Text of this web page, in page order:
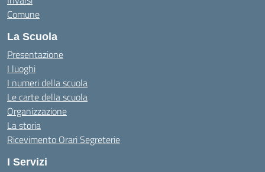
Comune
La Scuola
Presentazione
I luoghi
I numeri della scuola
Le carte della scuola
Organizzazione
La storia
Ricevimento Orari Segreterie
I Servizi